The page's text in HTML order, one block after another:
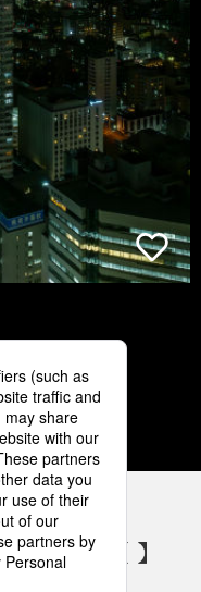
5
アカウント